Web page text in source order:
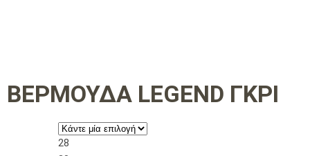
ΒΕΡΜΟΥΔΑ LEGEND ΓΚΡΙ
28